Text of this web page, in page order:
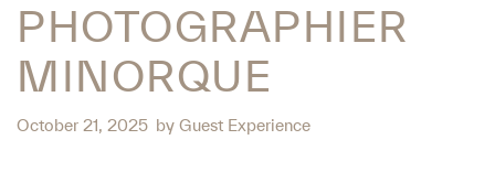
PHOTOGRAPHIER
MINORQUE
October 21, 2025 by Guest Experience